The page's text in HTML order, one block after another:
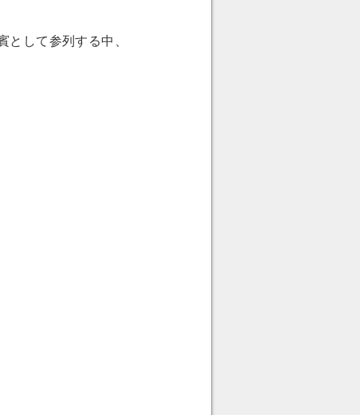
して参列する中、